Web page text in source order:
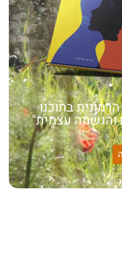
בתוכנו
והגשמה עצמית"